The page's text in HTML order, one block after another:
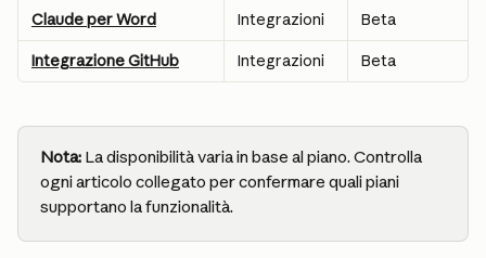
Claude per Word Integrazioni Beta
Integrazione GitHub Integrazioni Beta
Nota: La disponibilità varia in base al piano. Controlla
ogni articolo collegato per confermare quali piani
supportano la funzionalità.